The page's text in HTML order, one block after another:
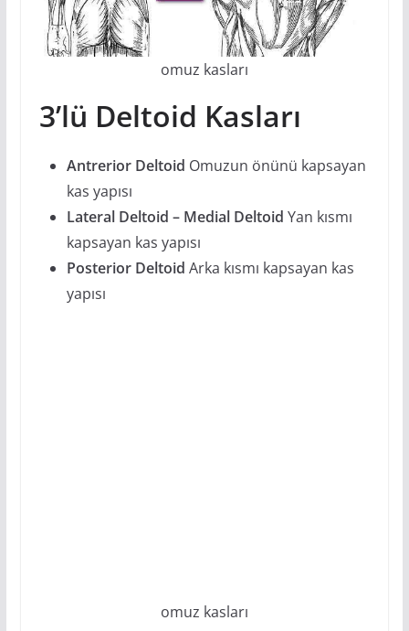
omuz kasları
3’lü Deltoid Kasları
Antrerior Deltoid Omuzun önünü kapsayan
kas yapısı
Lateral Deltoid – Medial Deltoid Yan kısmı
kapsayan kas yapısı
Posterior Deltoid Arka kısmı kapsayan kas
yapısı
omuz kasları